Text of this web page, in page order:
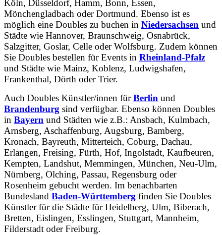
Köln, Düsseldorf, Hamm, Bonn, Essen,
Mönchengladbach oder Dortmund. Ebenso ist es
möglich eine Doubles zu buchen in Niedersachsen und
Städte wie Hannover, Braunschweig, Osnabrück,
Salzgitter, Goslar, Celle oder Wolfsburg. Zudem können
Sie Doubles bestellen für Events in Rheinland-Pfalz
und Städte wie Mainz, Koblenz, Ludwigshafen,
Frankenthal, Dörth oder Trier.
Auch Doubles Künstler/innen fürBerlin und
Brandenburg sind verfügbar. Ebenso können Doubles
in Bayern und Städten wie z.B.: Ansbach, Kulmbach,
Arnsberg, Aschaffenburg, Augsburg, Bamberg,
Kronach, Bayreuth, Mitterteich, Coburg, Dachau,
Erlangen, Freising, Fürth, Hof, Ingolstadt, Kaufbeuren,
Kempten, Landshut, Memmingen, München, Neu-Ulm,
Nürnberg, Olching, Passau, Regensburg oder
Rosenheim gebucht werden. Im benachbarten
Bundesland Baden-Württemberg finden Sie Doubles
Künstler für die Städte für Heidelberg, Ulm, Biberach,
Bretten, Eislingen, Esslingen, Stuttgart, Mannheim,
Filderstadt oder Freiburg.